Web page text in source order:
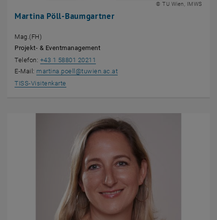
Martina Pöll-Baumgartner
© TU Wien, IMWS
Mag.(FH)
Projekt- & Eventmanagement
Telefon: +43 1 58801 20211
E-Mail: martina.poell @tuwien.ac.at
TISS-Visitenkarte, öffnet eine externe URL in einem neuen Fenster